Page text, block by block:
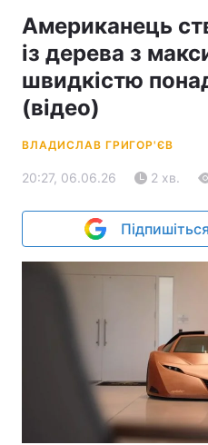
Американець
із дерева з
швидкістю
(відео)
ВЛАДИСЛАВ ГРИГОР'ЄВ
20:27, 06.06.26 2 хв.